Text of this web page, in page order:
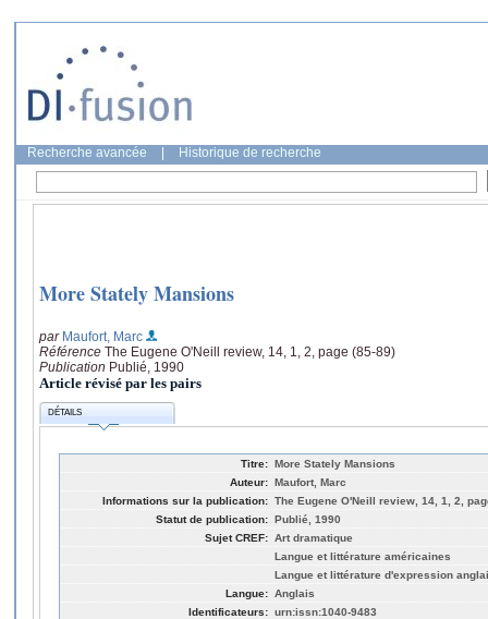
Recherche avancée Historique de recherche
More Stately Mansions
par Maufort, Marc
Référence The Eugene O'Neill review, 14, 1, 2, page (85-89)
Publication Publié, 1990
Article révisé par les pairs
DÉTAILS
Titre: More Stately Mansions
Auteur: Maufort, Marc
Informations sur la publication: The Eugene O'Neill review, 14, 1, 2,
Statut de publication: Publié, 1990
Sujet CREF: Art dramatique
Langue et littérature américaines
Langue et littérature d'expression
Langue: Anglais
Identificateurs: urn:issn:1040-9483